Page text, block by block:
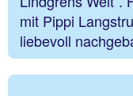
mit Pippi
liebevoll